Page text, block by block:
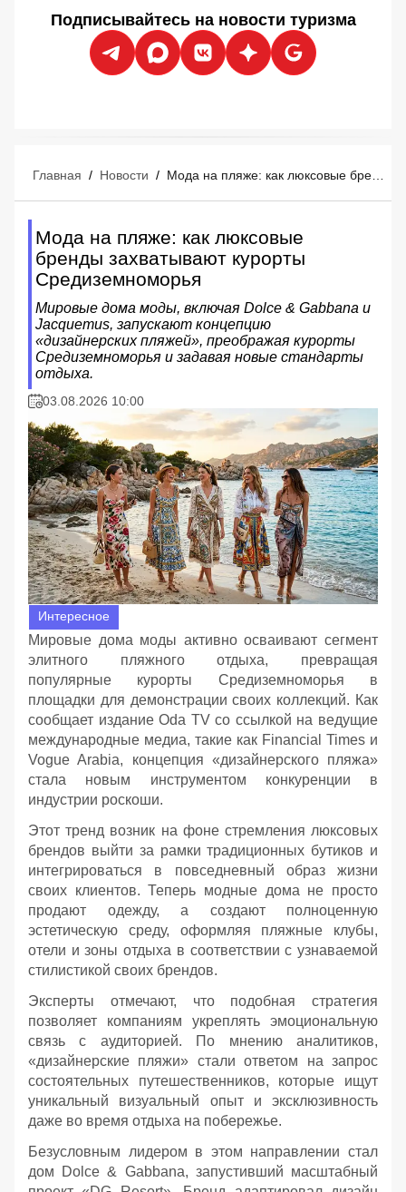
Подписывайтесь на новости туризма
Главная / Новости / Мода на пляже: как люксовые бренды захватывают курорты Средиземноморья
Мода на пляже: как люксовые
бренды захватывают курорты
Средиземноморья
Мировые дома моды, включая Dolce & Gabbana и
Jacquemus, запускают концепцию
«дизайнерских пляжей», преображая курорты
Средиземноморья и задавая новые стандарты
отдыха.
03.08.2026 10:00
Интересное
Мировые дома моды активно осваивают сегмент
элитного пляжного отдыха, превращая
популярные курорты Средиземноморья в
площадки для демонстрации своих коллекций. Как
сообщает издание Oda TV со ссылкой на ведущие
международные медиа, такие как Financial Times и
Vogue Arabia, концепция «дизайнерского пляжа»
стала новым инструментом конкуренции в
индустрии роскоши.
Этот тренд возник на фоне стремления люксовых
брендов выйти за рамки традиционных бутиков и
интегрироваться в повседневный образ жизни
своих клиентов. Теперь модные дома не просто
продают одежду, а создают полноценную
эстетическую среду, оформляя пляжные клубы,
отели и зоны отдыха в соответствии с узнаваемой
стилистикой своих брендов.
Эксперты отмечают, что подобная стратегия
позволяет компаниям укреплять эмоциональную
связь с аудиторией. По мнению аналитиков,
«дизайнерские пляжи» стали ответом на запрос
состоятельных путешественников, которые ищут
уникальный визуальный опыт и эксклюзивность
даже во время отдыха на побережье.
Безусловным лидером в этом направлении стал
дом Dolce & Gabbana, запустивший масштабный